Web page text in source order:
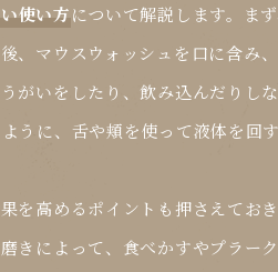
使い方について解説します。ま
、マウスウォッシュを口に含み、
がいをしたり、飲み込んだりし
うに、舌や頬を使って液体を回
を高めるポイントも押さえてお
きによって、食べかすやプラー